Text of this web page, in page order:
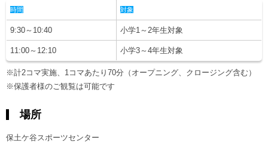
時間 対象
9:30～10:40 小学1～2年生対象
11:00～12:10 小学3～4年生対象
※計2コマ実施、1コマあたり70分（オープニング、クロージング含む）
※保護者様のご観覧は可能です
場所
保土ケ谷スポーツセンター